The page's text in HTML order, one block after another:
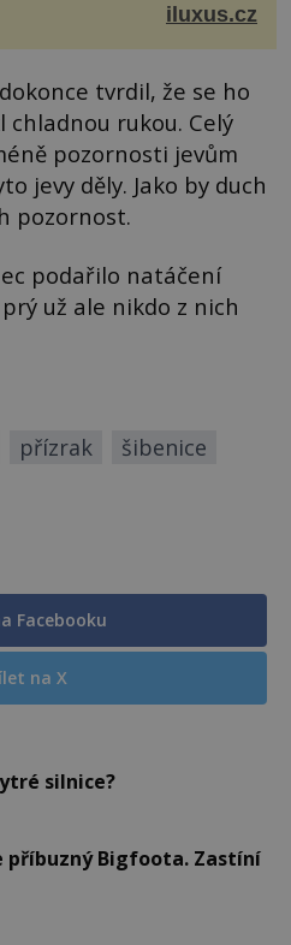
čím byla i před sto dvacet...
iluxus.cz
tvrdil, že se ho
rukou. Celý
pozornosti jevům
jevy děly. Jako by duch
pozornost.
podařilo natáčení
už ale nikdo z nich
přízrak
šibenice
Facebooku
na X
silnice?
příbuzný Bigfoota. Zastíní